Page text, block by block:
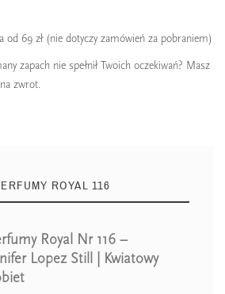
od 69 zł (nie dotyczy zamówień za pobraniem)
zapach nie spełnił Twoich oczekiwań? Masz
zwrot.
ROYAL 116
Royal Nr 116 –
Lopez Still | Kwiatowy